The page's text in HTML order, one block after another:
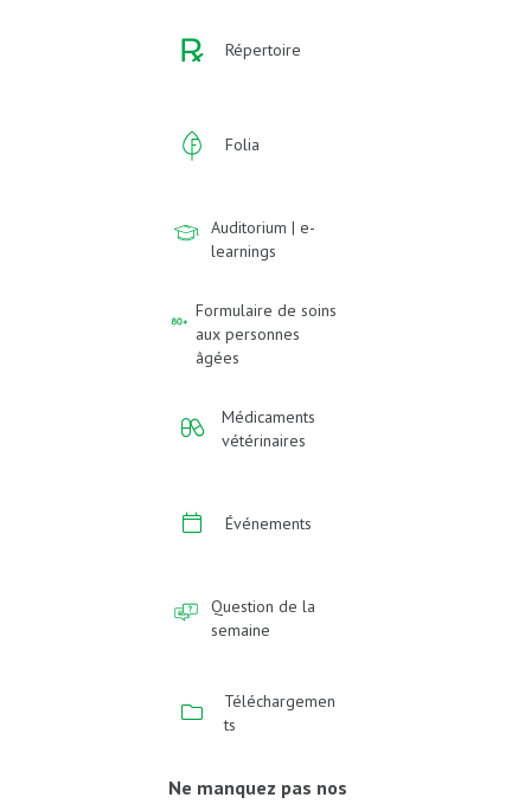
Répertoire
Folia
Auditorium | e-
learnings
Formulaire de soins
aux personnes
âgées
Médicaments
vétérinaires
Événements
Question de la
semaine
Téléchargemen
ts
Ne manquez pas nos